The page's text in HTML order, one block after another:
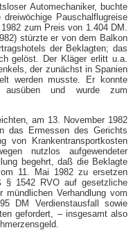
Automechaniker, buchte
Pauschalflugreise
zum Preis von 1.404 DM.
stürzte er von dem Balkon
der Beklagten; das
gelöst. Der Kläger erlitt u.a.
der zunächst in Spanien
werden musste. Er konnte
und wurde zum
am 13. November 1982
das Ermessen des Gerichts
von Krankentransportkosten
nutzlos aufgewendeter
begehrt, daß die Beklagte
11. Mai 1982 zu ersetzen
§ 1542 RVO auf gesetzliche
mündlichen Verhandlung vom
DM Verdienstausfall sowie
gefordert, – insgesamt also